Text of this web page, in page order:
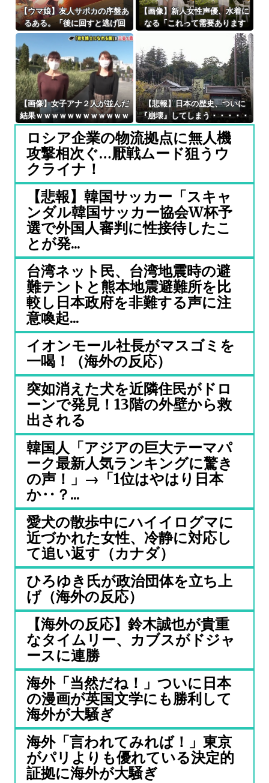
【ウマ娘】友人サポカの序盤あ
るある。「後に回すと逃げ回
る」
【画像】新人女性声優、水着に
なる「これって需要あります
【画像】女子アナ２人が並んだ
結果ｗｗｗｗｗｗｗｗｗｗｗｗ
ｗｗｗｗｗｗｗｗｗｗｗｗｗｗ
ｗｗｗｗ 【Pickup0607201
4】
【悲報】日本の歴史、ついに
『崩壊』してしまう・・・・・
ロシア企業の物流拠点に無人機
攻撃相次ぐ…厭戦ムード狙うウ
クライナ！
【悲報】韓国サッカー「スキャ
ンダル韓国サッカー協会W杯予
選で外国人審判に性接待したこ
とが発...
台湾ネット民、台湾地震時の避
難テントと熊本地震避難所を比
較し日本政府を非難する声に注
意喚起...
イオンモール社長がマスゴミを
一喝！（海外の反応）
突如消えた犬を近隣住民がドロ
ーンで発見！13階の外壁から救
出される
韓国人「アジアの巨大テーマパ
ーク最新人気ランキングに驚き
の声！」→「1位はやはり日本
か‥？...
愛犬の散歩中にハイイログマに
近づかれた女性、冷静に対応し
て追い返す（カナダ）
ひろゆき氏が政治団体を立ち上
げ（海外の反応）
【海外の反応】鈴木誠也が貴重
なタイムリー、カブスがドジャ
ースに連勝
海外「当然だね！」ついに日本
の漫画が英国文学にも勝利して
海外が大騒ぎ
海外「言われてみれば！」東京
がパリよりも優れている決定的
証拠に海外が大騒ぎ